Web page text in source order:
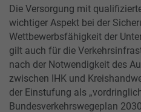
Die Versorgung mit
wichtiger Aspekt bei der
Wettbewerbsfähigkeit der
gilt auch für die
nach der Notwendigkeit des
zwischen IHK und
der Einstufung als
Bundesverkehrswegeplan